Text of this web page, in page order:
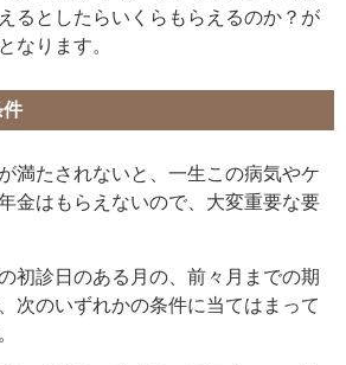
るとしたらいくらもらえるのか？が
なります。
件
満たされないと、一生この病気やケ
金はもらえないので、大変重要な要
初診日のある月の、前々月までの期
次のいずれかの条件に当てはまって